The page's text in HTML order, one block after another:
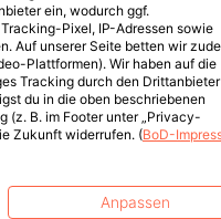
ein, wodurch ggf.
Pixel, IP-Adressen sowie
Auf unserer Seite betten wir
Plattformen). Wir haben auf die
Tracking durch den Drittanbieter
du in die oben beschriebenen
(z. B. im Footer unter „Privacy-
Zukunft widerrufen. (BoD-
Anpassen